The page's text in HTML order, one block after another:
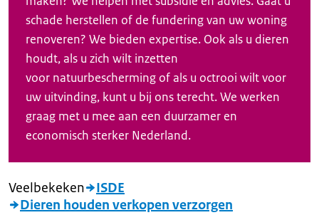
schade herstellen of de fundering van uw woning
renoveren? We bieden expertise. Ook als u dieren
houdt, als u zich wilt inzetten
voor natuurbescherming of als u octrooi wilt voor
uw uitvinding, kunt u bij ons terecht. We werken
graag met u mee aan een duurzamer en
economisch sterker Nederland.
Veelbekeken
ISDE
Dieren houden verkopen verzorgen